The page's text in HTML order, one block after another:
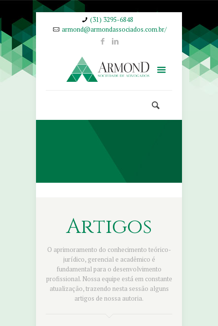
(31) 3295-6848
armond@armondassociados.com.br/
Artigos
O aprimoramento do conhecimento teórico-
jurídico, gerencial e acadêmico é
fundamental para o desenvolvimento
profissional. Nossa equipe está em constante
atualização, trazendo nesta sessão alguns
artigos de nossa autoria.